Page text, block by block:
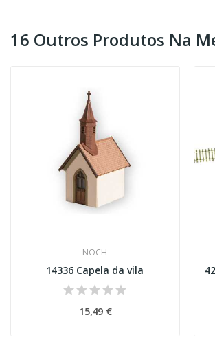
16 Outros Produtos Na
NOCH
14336 Capela da vila
15,49 €